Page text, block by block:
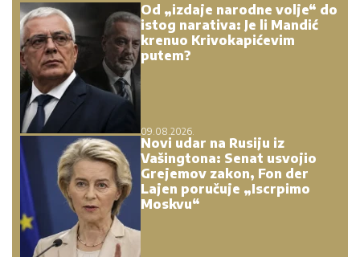
Od „izdaje narodne volje“ do
istog narativa: Je li Mandić
krenuo Krivokapićevim
putem?
09.08.2026.
Novi udar na Rusiju iz
Vašingtona: Senat usvojio
Grejemov zakon, Fon der
Lajen poručuje „Iscrpimo
Moskvu“